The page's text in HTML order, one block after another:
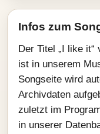
Infos zum
Der Titel „I like
ist in unserem
Songseite wird
Archivdaten
zuletzt im
in unserer